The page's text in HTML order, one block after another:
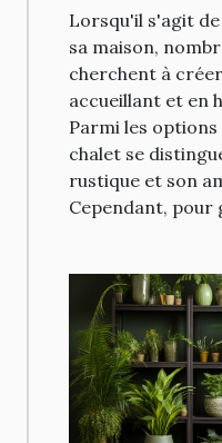
Lorsqu'il s'agit
sa maison,
cherchent à
accueillant et en
Parmi les options
chalet se
rustique et son
Cependant, pour